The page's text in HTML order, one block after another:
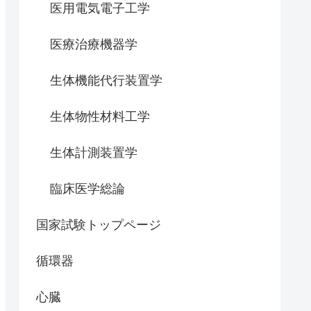
医用電気電子工学
医療治療機器学
生体機能代行装置学
生体物性材料工学
生体計測装置学
臨床医学総論
国家試験トップページ
循環器
心臓